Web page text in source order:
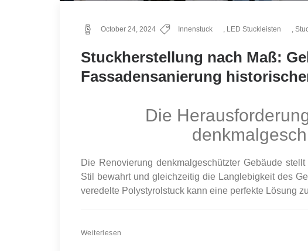
October 24, 2024 Innenstuck , LED Stuckleisten ,
Stuckherstellung nach Maß:
Fassadensanierung
Die
Die Renovierung denkmalgeschützter Gebäude
Stil bewahrt und gleichzeitig die Langlebigkeit des
veredelte Polystyrolstuck kann eine perfekte Lösung
Weiterlesen